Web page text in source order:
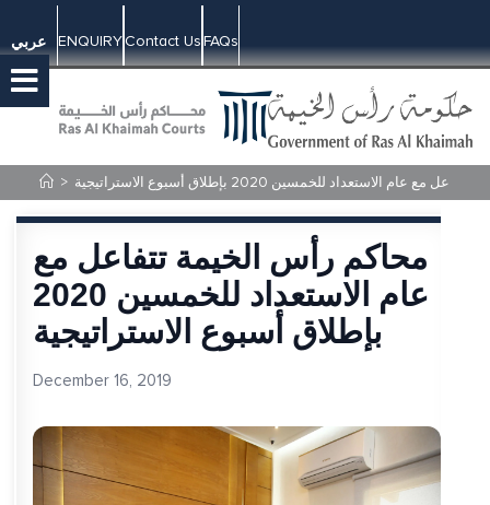
عربي ENQUIRYContact UsFAQs
> عام الاستعداد للخمسين 2020 بإطلاق أسبوع الاستراتيجية
محاكم رأس الخيمة تتفاعل مع
عام الاستعداد للخمسين 2020
بإطلاق أسبوع الاستراتيجية
December 16, 2019